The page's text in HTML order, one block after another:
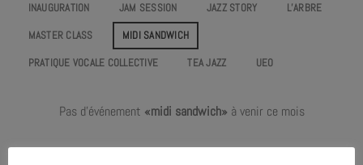
INAUGURATION
JAM SESSION JAZZ STORY
L’ARBRE
MASTER CLASS
MIDI SANDWICH
PRATIQUE VOCALE COLLECTIVE
TEA JAZZ UEO
Pas d'événement «midi sandwich» à venir ce mois